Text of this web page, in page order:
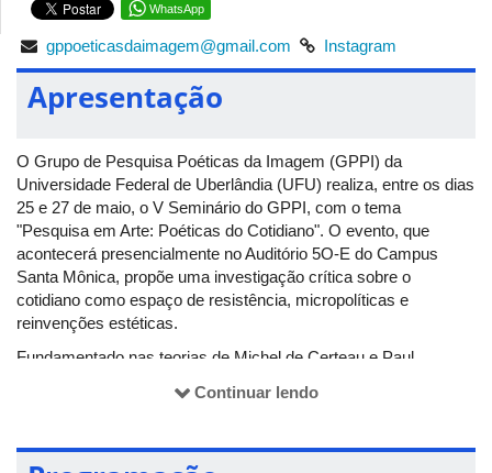
WhatsApp
gppoeticasdaimagem@gmail.com Instagram
Apresentação
O Grupo de Pesquisa Poéticas da Imagem (GPPI) da
Universidade Federal de Uberlândia (UFU) realiza, entre os dias
25 e 27 de maio, o V Seminário do GPPI, com o tema
"Pesquisa em Arte: Poéticas do Cotidiano". O evento, que
acontecerá presencialmente no Auditório 5O-E do Campus
Santa Mônica, propõe uma investigação crítica sobre o
cotidiano como espaço de resistência, micropolíticas e
reinvenções estéticas.
Fundamentado nas teorias de Michel de Certeau e Paul
espaço social como território de produção simbólica. A
pesquisadores convidados e sessões de comunicações orais,
Continuar lendo